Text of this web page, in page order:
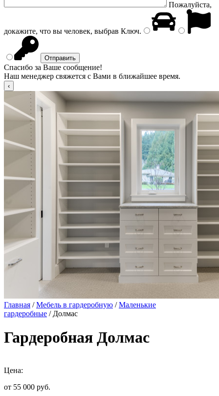
Пожалуйста,
докажите, что вы человек, выбрав Ключ.
Спасибо за Ваше сообщение!
Наш менеджер свяжется с Вами в ближайшее время.
Главная /Мебель в гардеробную /Маленькие
гардеробные / Долмас
Гардеробная Долмас
Цена:
от 55 000 руб.